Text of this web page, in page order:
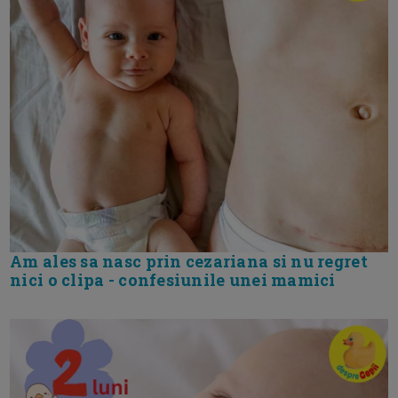
Am ales sa nasc prin cezariana si nu regret
nici o clipa - confesiunile unei mamici